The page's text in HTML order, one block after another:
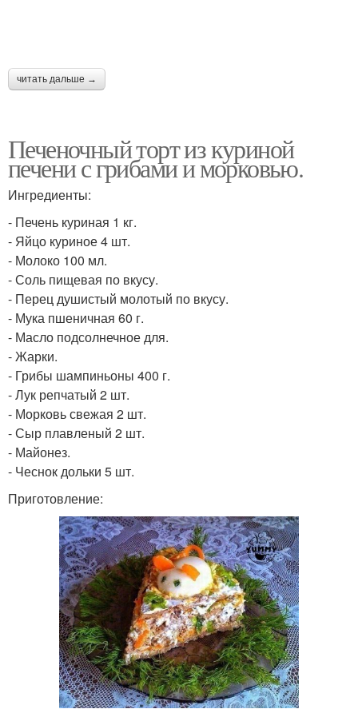
читать дальше →
Печеночный торт из куриной
печени с грибами и морковью.
Ингредиенты:
- Печень куриная 1 кг.
- Яйцо куриное 4 шт.
- Молоко 100 мл.
- Соль пищевая по вкусу.
- Перец душистый молотый по вкусу.
- Мука пшеничная 60 г.
- Масло подсолнечное для.
- Жарки.
- Грибы шампиньоны 400 г.
- Лук репчатый 2 шт.
- Морковь свежая 2 шт.
- Сыр плавленый 2 шт.
- Майонез.
- Чеснок дольки 5 шт.
Приготовление: